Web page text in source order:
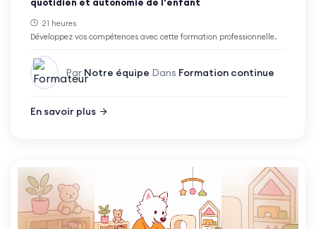
quotidien et autonomie de l'enfant
21 heures
Développez vos compétences avec cette formation professionnelle.
Par Notre équipe Dans Formation continue
En savoir plus